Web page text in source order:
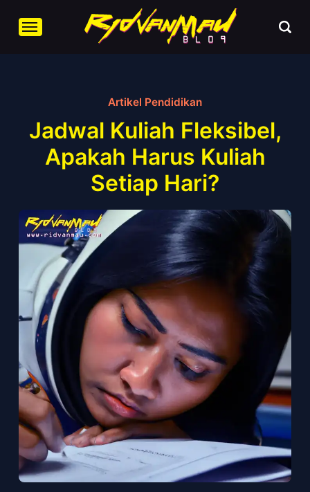
Artikel Pendidikan
Jadwal Kuliah Fleksibel,
Apakah Harus Kuliah
Setiap Hari?